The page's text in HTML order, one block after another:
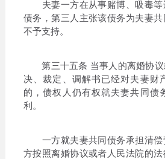
夫妻一方在从事赌博、吸毒等
债务，第三人主张该债务为夫妻
不予支持。
第三十五条 当事人的离婚协议
决、裁定、调解书已经对夫妻财
的，债权人仍有权就夫妻共同债
利。
一方就夫妻共同债务承担清偿
方按照离婚协议或者人民法院的